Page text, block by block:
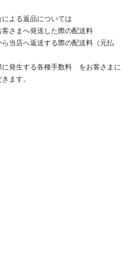
よる返品については
客さまへ発送した際の配送料
ら当店へ返送する際の配送料（元払
に発生する各種手数料 をお客さまに
ます。